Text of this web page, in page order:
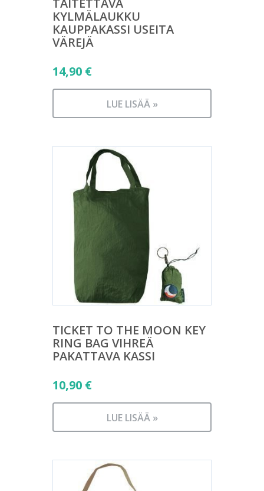
TAITETTAVA
KYLMÄLAUKKU
KAUPPAKASSI USEITA
VÄREJÄ
14,90 €
LUE LISÄÄ »
TICKET TO THE MOON KEY
RING BAG VIHREÄ
PAKATTAVA KASSI
10,90 €
LUE LISÄÄ »